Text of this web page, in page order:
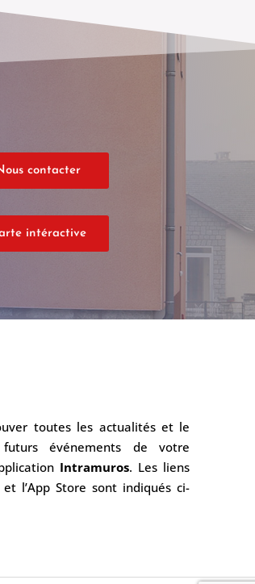
contacter
intéractive
toutes les actualités et le
événements de votre
Intramuros. Les liens
l’App Store sont indiqués ci-